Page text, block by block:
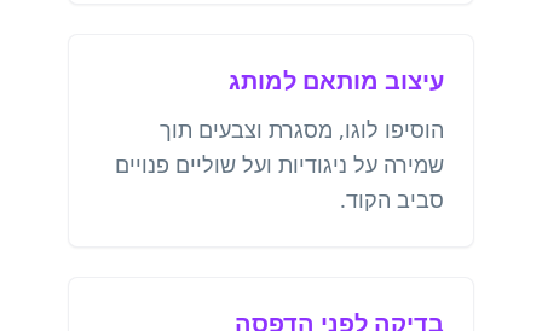
עיצוב מותאם למותג
הוסיפו לוגו, מסגרת וצבעים תוך
שמירה על ניגודיות ועל שוליים פנויים
סביב הקוד.
בדיקה לפני הדפסה